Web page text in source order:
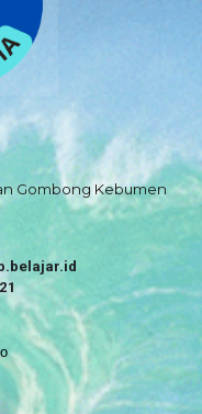
Gombong Kebumen
. belajar.id